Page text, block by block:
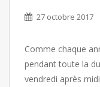
27 octobre 2017
Comme chaque
pendant toute la
vendredi après